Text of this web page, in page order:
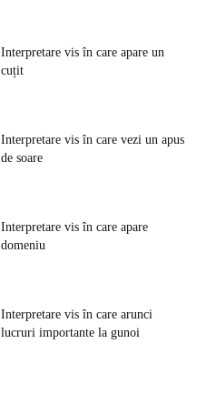
Interpretare vis în care apare un
cuțit
Interpretare vis în care vezi un apus
de soare
Interpretare vis în care apare
domeniu
Interpretare vis în care arunci
lucruri importante la gunoi